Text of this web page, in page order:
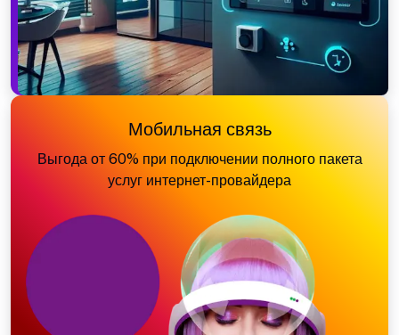
Мобильная связь
Выгода от 60% при подключении полного пакета
услуг интернет-провайдера